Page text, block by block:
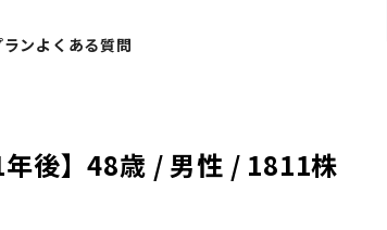
ンよくある質問
後】48歳 / 男性 / 1811株